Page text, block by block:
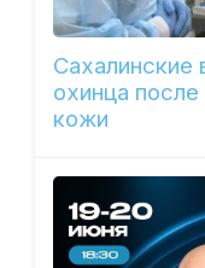
Сахалинские
охинца
кожи